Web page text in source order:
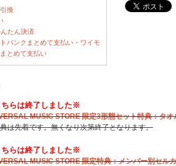
換
んたん決済
トバンクまとめて支払い・ワイモ
とめて支払い
らは終了しました※
MUSIC STORE 限定3形態セット特典：タ
は先着です。無くなり次第終了となります。
らは終了しました※
MUSIC STORE 限定特典：メンバー別セル